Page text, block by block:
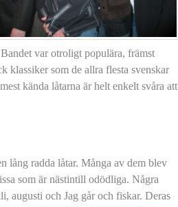
var otroligt populära, främst
klassiker som de allra flesta svenskar
kända låtarna är helt enkelt svåra att
lång radda låtar. Många av dem blev
som är nästintill odödliga. Några
augusti och Jag går och fiskar. Deras